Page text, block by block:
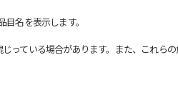
名を表示します。
ている場合があります。また、これら